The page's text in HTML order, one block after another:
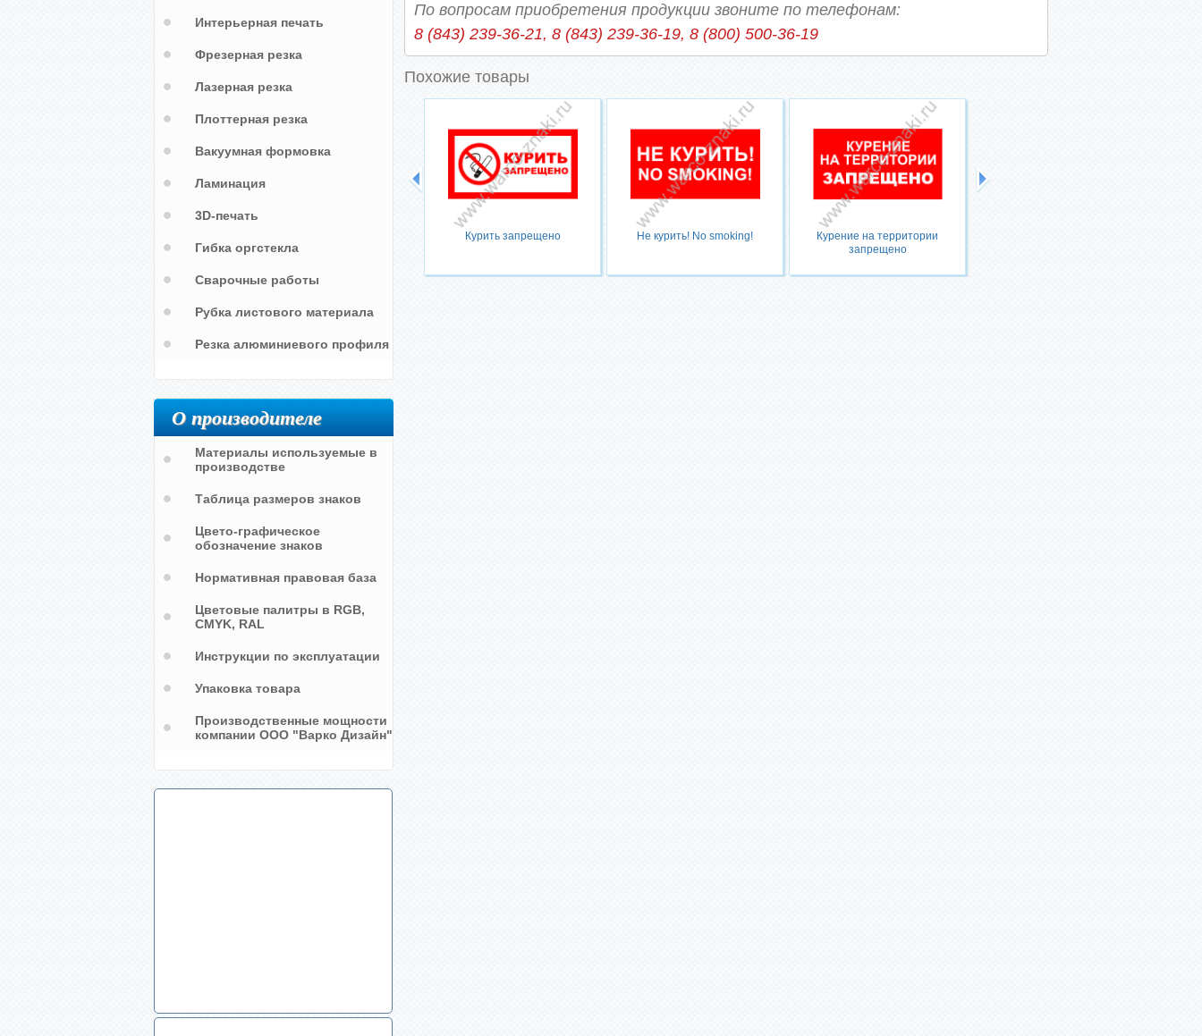
По вопросам приобретения продукции звоните по телефонам:
8 (843) 239-36-21, 8 (843) 239-36-19, 8 (800) 500-36-19
Похожие товары
Курить запрещено Не курить! No smoking!
Курение на территории
запрещено
Интерьерная печать
Фрезерная резка
Лазерная резка
Плоттерная резка
Вакуумная формовка
Ламинация
3D-печать
Гибка оргстекла
Сварочные работы
Рубка листового материала
Резка алюминиевого профиля
О производителе
Материалы используемые в
производстве
Таблица размеров знаков
Цвето-графическое
обозначение знаков
Нормативная правовая база
Цветовые палитры в RGB,
CMYK, RAL
Инструкции по эксплуатации
Упаковка товара
Производственные мощности
компании ООО "Варко Дизайн"